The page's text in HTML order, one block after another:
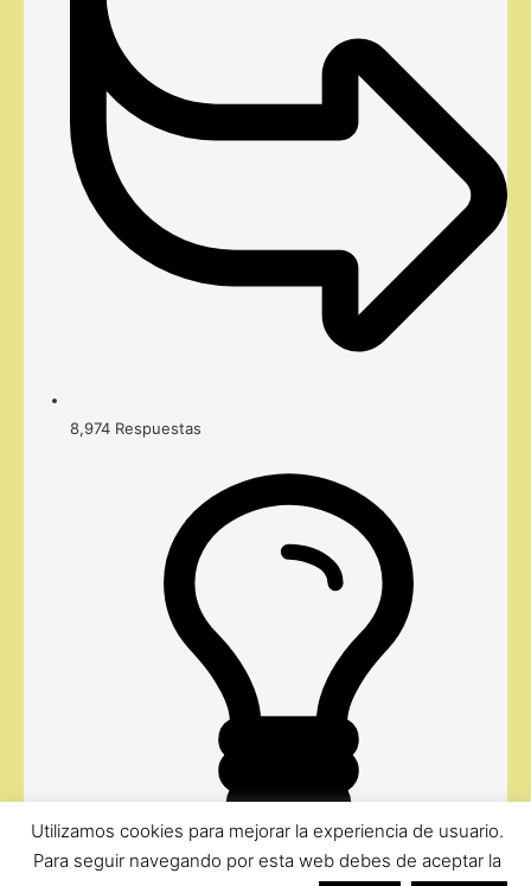
8,974 Respuestas
Utilizamos cookies para mejorar la experiencia de usuario.
Para seguir navegando por esta web debes de aceptar la